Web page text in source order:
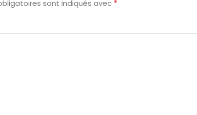
sont indiqués avec *